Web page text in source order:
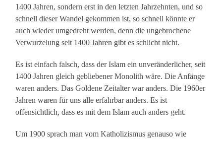
1400 Jahren, sondern erst in den letzten Jahrzehnten, und so
schnell dieser Wandel gekommen ist, so schnell könnte er
auch wieder umgedreht werden, denn die ungebrochene
Verwurzelung seit 1400 Jahren gibt es schlicht nicht.
Es ist einfach falsch, dass der Islam ein unveränderlicher, seit
1400 Jahren gleich gebliebener Monolith wäre. Die Anfänge
waren anders. Das Goldene Zeitalter war anders. Die 1960er
Jahren waren für uns alle erfahrbar anders. Es ist
offensichtlich, dass es mit dem Islam auch anders geht.
Um 1900 sprach man vom Katholizismus genauso wie